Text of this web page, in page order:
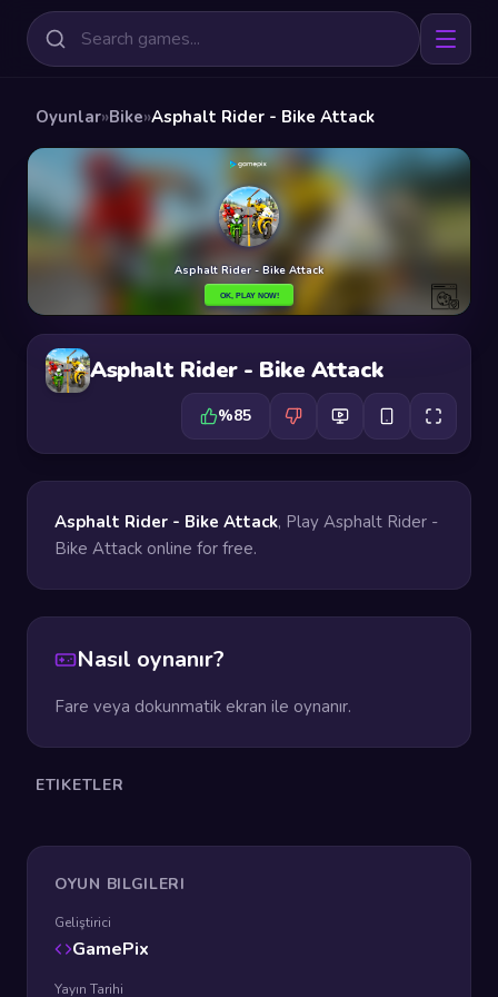
Oyunlar»Bike»Asphalt Rider - Bike Attack
Asphalt Rider - Bike Attack
%85
Asphalt Rider - Bike Attack, Play Asphalt Rider -
Bike Attack online for free.
Nasıl oynanır?
Fare veya dokunmatik ekran ile oynanır.
ETIKETLER
OYUN BILGILERI
Geliştirici
GamePix
Yayın Tarihi